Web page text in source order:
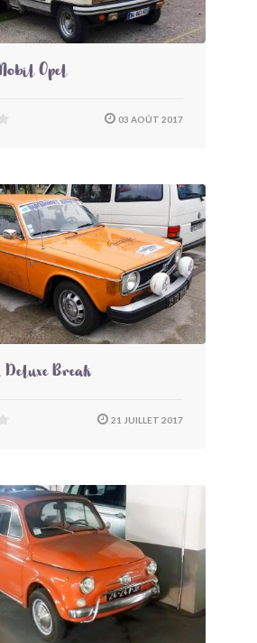
Opel
03 AOÛT 2017
Deluxe Break
21 JUILLET 2017